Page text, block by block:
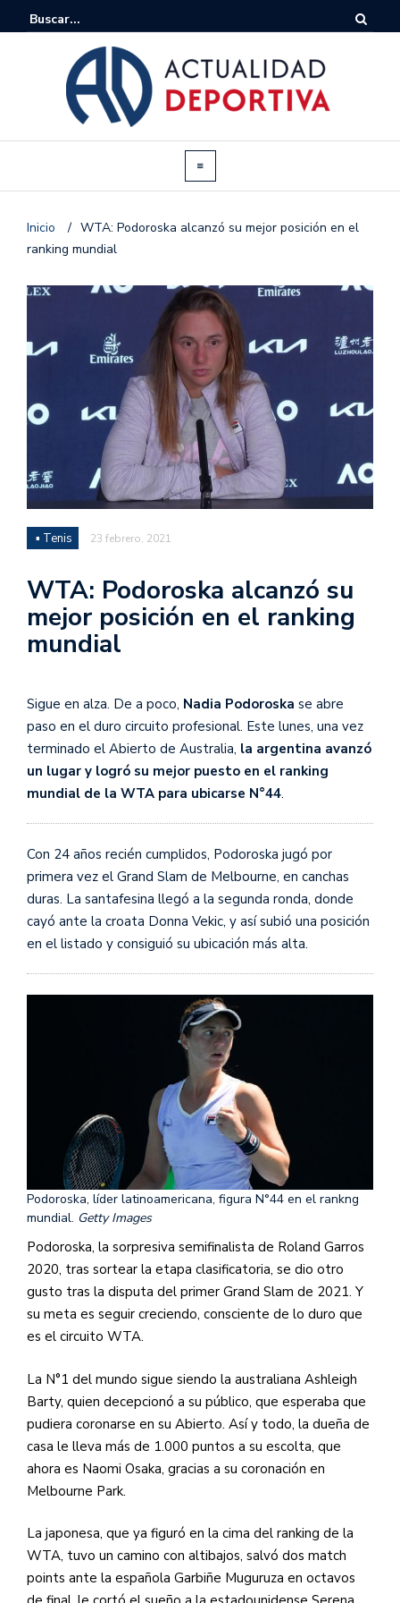
Inicio / WTA: Podoroska alcanzó su mejor posición en el
ranking mundial
▪ Tenis 23 febrero, 2021
WTA: Podoroska alcanzó su
mejor posición en el ranking
mundial
Sigue en alza. De a poco, Nadia Podoroska se abre
paso en el duro circuito profesional. Este lunes, una vez
terminado el Abierto de Australia, la argentina avanzó
un lugar y logró su mejor puesto en el ranking
mundial de la WTA para ubicarse N°44.
Con 24 años recién cumplidos, Podoroska jugó por
primera vez el Grand Slam de Melbourne, en canchas
duras. La santafesina llegó a la segunda ronda, donde
cayó ante la croata Donna Vekic, y así subió una posición
en el listado y consiguió su ubicación más alta.
Podoroska, líder latinoamericana, figura N°44 en el rankng
mundial. Getty Images
Podoroska, la sorpresiva semifinalista de Roland Garros
2020, tras sortear la etapa clasificatoria, se dio otro
gusto tras la disputa del primer Grand Slam de 2021. Y
su meta es seguir creciendo, consciente de lo duro que
es el circuito WTA.
La N°1 del mundo sigue siendo la australiana Ashleigh
Barty, quien decepcionó a su público, que esperaba que
pudiera coronarse en su Abierto. Así y todo, la dueña de
casa le lleva más de 1.000 puntos a su escolta, que
ahora es Naomi Osaka, gracias a su coronación en
Melbourne Park.
La japonesa, que ya figuró en la cima del ranking de la
WTA, tuvo un camino con altibajos, salvó dos match
points ante la española Garbiñe Muguruza en octavos